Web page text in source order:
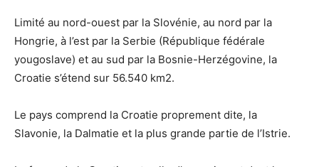
Limité au nord-ouest par la Slovénie, au nord par la
Hongrie, à l’est par la Serbie (République fédérale
yougoslave) et au sud par la Bosnie-Herzégovine, la
Croatie s’étend sur 56.540 km2.
Le pays comprend la Croatie proprement dite, la
Slavonie, la Dalmatie et la plus grande partie de l’Istrie.